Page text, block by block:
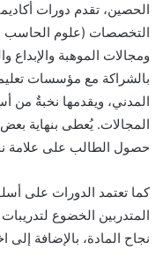
الحصين، تقدم دورات
التخصصات (علوم الحاسب
ومجالات الموهبة والإبداع
بالشراكة مع مؤسسات
المدني، ويقدمها نخبةٌ من
المجالات. يُعطى بنهاية
حصول الطالب على علامة
كما تعتمد الدورات على
المتدربين الخضوع
نجاح المادة، بالإضافة إلى